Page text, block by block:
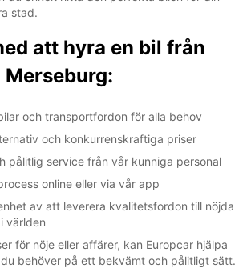
stad.
att hyra en bil från
Merseburg:
och transportfordon för alla behov
och konkurrenskraftiga priser
pålitlig service från vår kunniga personal
online eller via vår app
av att leverera kvalitetsfordon till nöjda
världen
för nöje eller affärer, kan Europcar hjälpa
behöver på ett bekvämt och pålitligt sätt.